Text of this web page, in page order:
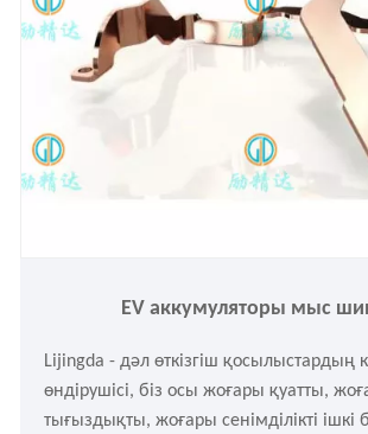
EV аккумуляторы мыс
Lijingda - дәл өткізгіш қосылыстардың
өндірушісі, біз осы жоғары қуатты,
тығыздықты, жоғары сенімділікті ішкі